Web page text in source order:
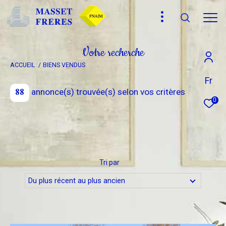
Fr
0
Votre recherche
ACCUEIL BIENS VENDUS
88 annonce(s) trouvée(s) selon vos critères
Tri par
Du plus récent au plus ancien
Effectuer une recherche
et trouver le bien qui correspond à vos critères
d'offre
Type
de
bien